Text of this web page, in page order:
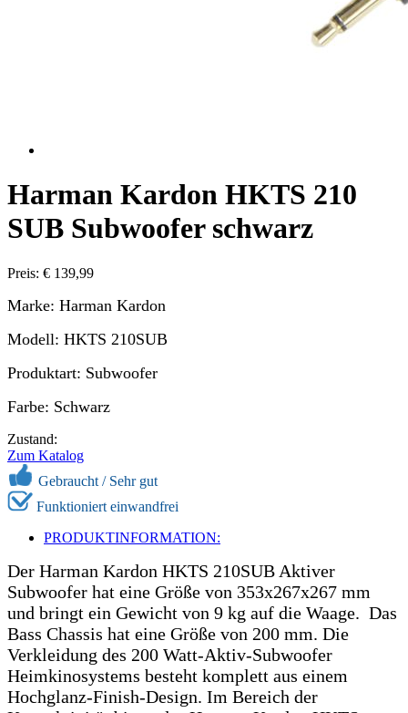
Harman Kardon HKTS 210
SUB Subwoofer schwarz
Preis: € 139,99
Marke: Harman Kardon
Modell: HKTS 210SUB
Produktart: Subwoofer
Farbe: Schwarz
Zustand:
Zum Katalog
Gebraucht / Sehr gut
Funktioniert einwandfrei
PRODUKTINFORMATION:
Der Harman Kardon HKTS 210SUB Aktiver
Subwoofer hat eine Größe von 353x267x267 mm
und bringt ein Gewicht von 9 kg auf die Waage. Das
Bass Chassis hat eine Größe von 200 mm. Die
Verkleidung des 200 Watt-Aktiv-Subwoofer
Heimkinosystems besteht komplett aus einem
Hochglanz-Finish-Design. Im Bereich der